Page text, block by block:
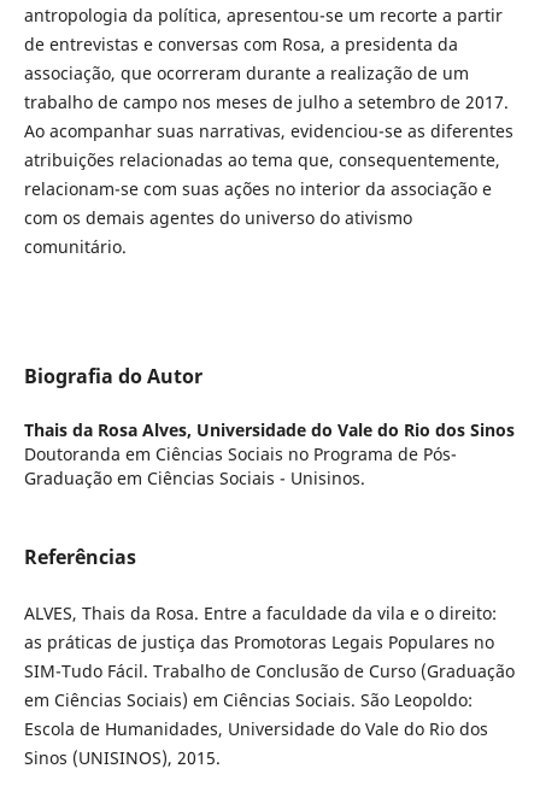
antropologia da política, apresentou-se um recorte a partir
de entrevistas e conversas com Rosa, a presidenta da
associação, que ocorreram durante a realização de um
trabalho de campo nos meses de julho a setembro de 2017.
Ao acompanhar suas narrativas, evidenciou-se as diferentes
atribuições relacionadas ao tema que, consequentemente,
relacionam-se com suas ações no interior da associação e
com os demais agentes do universo do ativismo
comunitário.
Biografia do Autor
Thais da Rosa Alves, Universidade do Vale do Rio dos Sinos
Doutoranda em Ciências Sociais no Programa de Pós-
Graduação em Ciências Sociais - Unisinos.
Referências
ALVES, Thais da Rosa. Entre a faculdade da vila e o direito:
as práticas de justiça das Promotoras Legais Populares no
SIM-Tudo Fácil. Trabalho de Conclusão de Curso (Graduação
em Ciências Sociais) em Ciências Sociais. São Leopoldo:
Escola de Humanidades, Universidade do Vale do Rio dos
Sinos (UNISINOS), 2015.